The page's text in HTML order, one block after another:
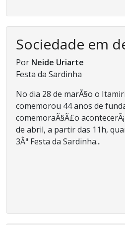
Sociedade em
Por Neide Uriarte
Festa da Sardinha
No dia 28 de marÃ§o o
comemorou 44 anos de
comemoraÃ§Ã£o
de abril, a partir das 11h,
3Âª Festa da Sardinha...